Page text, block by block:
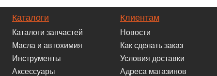
Каталоги
Каталоги запчастей
Масла и автохимия
Инструменты
Аксессуары
Клиентам
Новости
Как сделать заказ
Условия доставки
Адреса магазинов